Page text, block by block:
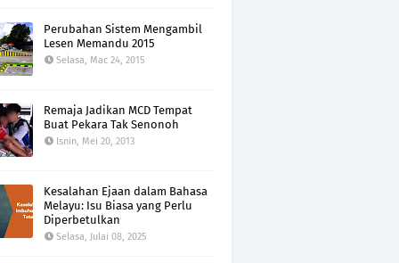
Perubahan Sistem Mengambil
Lesen Memandu 2015
Selasa, Mac 24, 2015
Remaja Jadikan MCD Tempat
Buat Pekara Tak Senonoh
Isnin, Mei 20, 2013
Kesalahan Ejaan dalam Bahasa
Melayu: Isu Biasa yang Perlu
Diperbetulkan
Selasa, Julai 08, 2025